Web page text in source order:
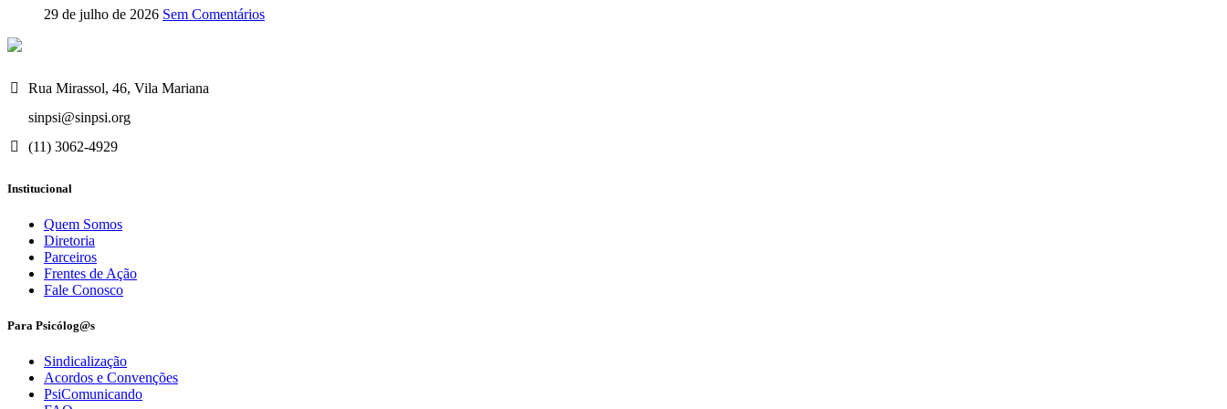
29 de julho de 2026 Sem Comentários
Rua Mirassol, 46, Vila Mariana
sinpsi@sinpsi.org
(11) 3062-4929
Institucional
Quem Somos
Diretoria
Parceiros
Frentes de Ação
Fale Conosco
Para Psicólog@s
Sindicalização
Acordos e Convenções
PsiComunicando